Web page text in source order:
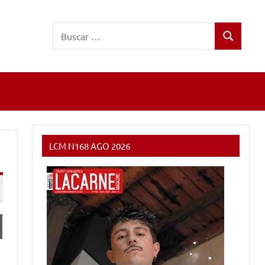
Buscar
LCM N168 AGO 2026